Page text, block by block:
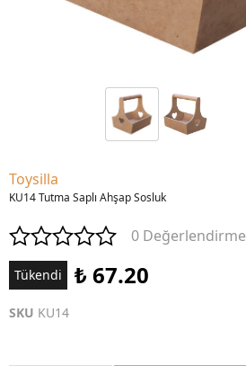
Toysilla
KU14 Tutma Saplı Ahşap Sosluk
0 Değerlendirme
Tükendi ₺ 67.20
SKU KU14